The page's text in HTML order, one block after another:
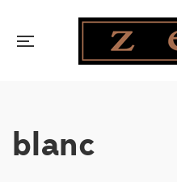
blanc